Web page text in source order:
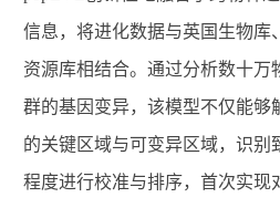
信息， 将进化数据与英国生物库
资源库相结合。通过分析数十万
群的基因变异，该模型不仅能够
的关键区域与可变异区域，识别
程度进行校准与排序，首次实现